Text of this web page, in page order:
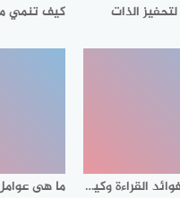
الذات كيف تنمي
تعرف على أهم فوائد القراءة وكيف تصبح شخصا مثقفا وواعيا من خلالها؟